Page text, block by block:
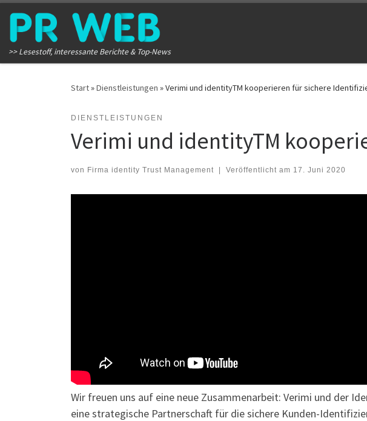
Zum Inhalt springen
>> Lesestoff, interessante Berichte & Top-News
Start»Dienstleistungen »Verimi und identityTM kooperieren für sichere
DIENSTLEISTUNGEN
Verimi und identityTM
von Firma identity Trust Management | Veröffentlicht am 17. Juni 2020
Wir freuen uns auf eine neue Zusammenarbeit: Verimi und der
eine strategische Partnerschaft für die sichere Kunden-